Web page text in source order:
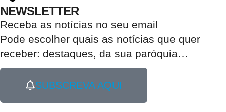
NEWSLETTER
Receba as notícias no seu email​
Pode escolher quais as notícias que quer
receber: destaques, da sua paróquia…
SUBSCREVA AQUI